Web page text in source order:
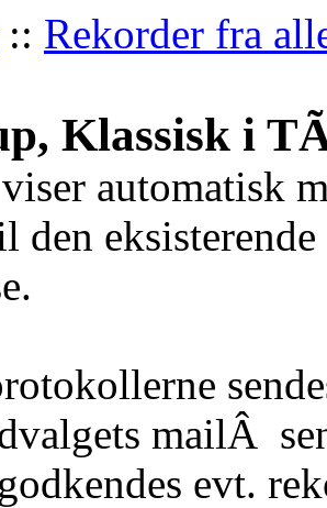
:: Rekorder fra
Klassisk i
automatisk
den
mailÂ
evt.